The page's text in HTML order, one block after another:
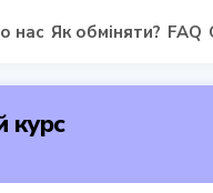
нас Як обміняти? FAQ
курс